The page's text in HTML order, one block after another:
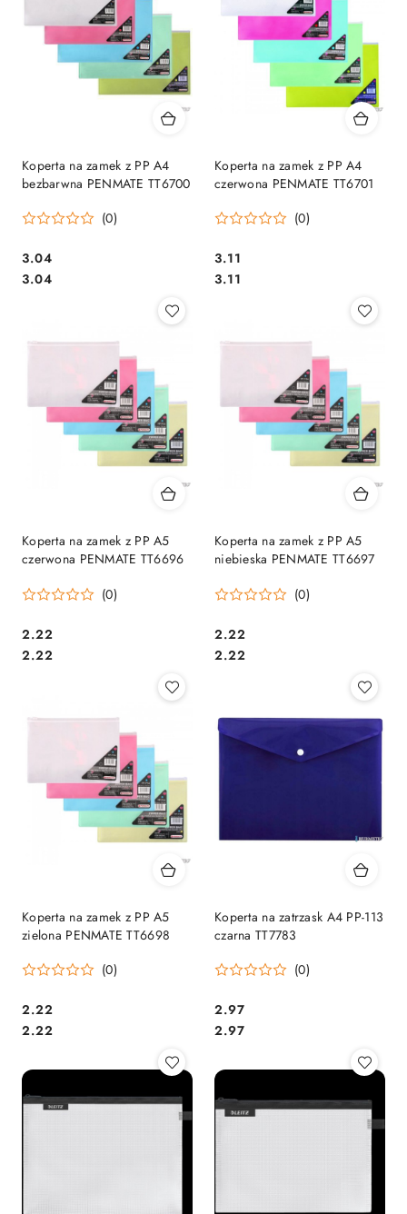
Koperta na zamek z PP A4
bezbarwna PENMATE TT6700
(0)
Cena:
3.04
Cena:
3.04
Koperta na zamek z PP A4
czerwona PENMATE TT6701
(0)
Cena:
3.11
Cena:
3.11
Koperta na zamek z PP A5
czerwona PENMATE TT6696
(0)
Cena:
2.22
Cena:
2.22
Koperta na zamek z PP A5
niebieska PENMATE TT6697
(0)
Cena:
2.22
Cena:
2.22
Koperta na zamek z PP A5
zielona PENMATE TT6698
(0)
Cena:
2.22
Cena:
2.22
Koperta na zatrzask A4 PP-113
czarna TT7783
(0)
Cena:
2.97
Cena:
2.97